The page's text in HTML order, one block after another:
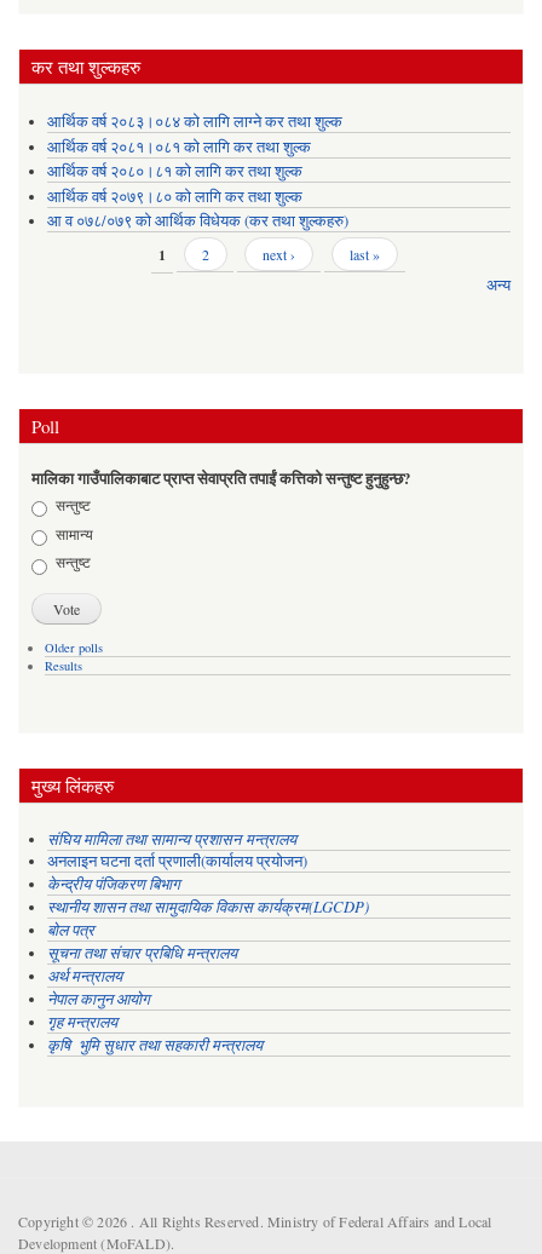
कर तथा शुल्कहरु
आर्थिक वर्ष २०८३।०८४ को लागि लाग्ने कर तथा शुल्क
आर्थिक वर्ष २०८१।०८१ को लागि कर तथा शुल्क
आर्थिक वर्ष २०८०।८१ को लागि कर तथा शुल्क
आर्थिक वर्ष २०७९।८० को लागि कर तथा शुल्क
आ व ०७८/०७९ को आर्थिक विधेयक (कर तथा शुल्कहरु)
1 2 next › last »
अन्य
Poll
मालिका गाउँपालिकाबाट प्राप्त सेवाप्रति तपाईं कत्तिको सन्तुष्ट हुनुहुन्छ?
Choices
सन्तुष्ट
सामान्य
सन्तुष्ट
Older polls
Results
मुख्य लिंकहरु
संघिय मामिला तथा सामान्य प्रशासन मन्त्रालय
अनलाइन घटना दर्ता प्रणाली(कार्यालय प्रयोजन)
केन्द्रीय पंजिकरण बिभाग
स्थानीय शासन तथा सामुदायिक विकास कार्यक्रम(LGCDP)
बोल पत्र
सूचना तथा संचार प्रबिधि मन्त्रालय
अर्थ मन्त्रालय
नेपाल कानुन आयोग
गृह मन्त्रालय
कृषि भुमि सुधार तथा सहकारी मन्त्रालय
Copyright © 2026 . All Rights Reserved. Ministry of Federal Affairs and Local
Development (MoFALD).